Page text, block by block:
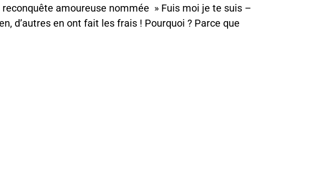
reconquête amoureuse nommée » Fuis moi je te suis –
d’autres en ont fait les frais ! Pourquoi ? Parce que